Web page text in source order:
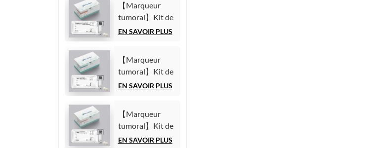
(Immunoessai
par
chimiluminescence
【Marqueur
tumoral】Kit de
test du fragment
(CYFRA21-1)
(Immunoessai
par
homogène)
EN SAVOIR PLUS
【Marqueur
tumoral】Kit de
test de l'alpha-
(Immunoessai
par
chimiluminescence
EN SAVOIR PLUS
【Marqueur
tumoral】Kit de
test de l'antigène
EN SAVOIR PLUS